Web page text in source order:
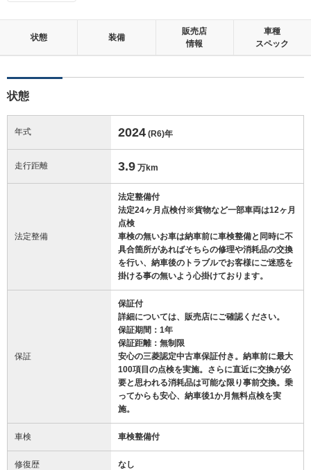
状態 装備
販売店
情報
車種
スペック
状態
年式 2024 (R6)年
走行距離 3.9 万km
法定整備
法定整備付
法定24ヶ月点検付※貨物など一部車両は12ヶ月
点検
車検の無いお車は納車前に車検整備と同時に不
具合箇所があればそちらの修理や消耗品の交換
を行い、納車後のトラブルでお客様にご迷惑を
掛ける事の無いよう心掛けております。
保証
保証付
詳細については、販売店にご確認ください。
保証期間：1年
保証距離：無制限
安心の三菱認定中古車保証付き。納車前に最大
100項目の点検を実施。さらに直近に交換が必
要と思われる消耗品は可能な限り事前交換。乗
ってからも安心、納車後1か月無料点検を実
施。
車検 車検整備付
修復歴 なし